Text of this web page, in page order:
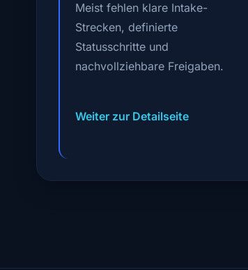
Meist fehlen klare Intake-
Strecken, definierte
Statusschritte und
nachvollziehbare Freigaben.
Weiter zur Detailseite